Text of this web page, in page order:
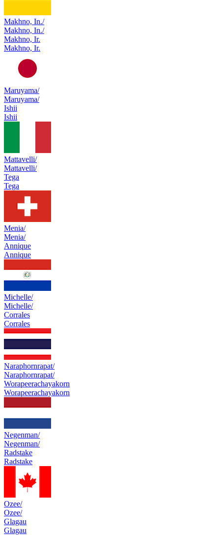
Makhno, In./
Makhno, In./
Makhno, Ir.
Makhno, Ir.
Maruyama/
Maruyama/
Ishii
Ishii
Mattavelli/
Mattavelli/
Tega
Tega
Menia/
Menia/
Annique
Annique
Michelle/
Michelle/
Corrales
Corrales
Naraphornrapat/
Naraphornrapat/
Worapeerachayakorn
Worapeerachayakorn
Negenman/
Negenman/
Radstake
Radstake
Ozee/
Ozee/
Glagau
Glagau